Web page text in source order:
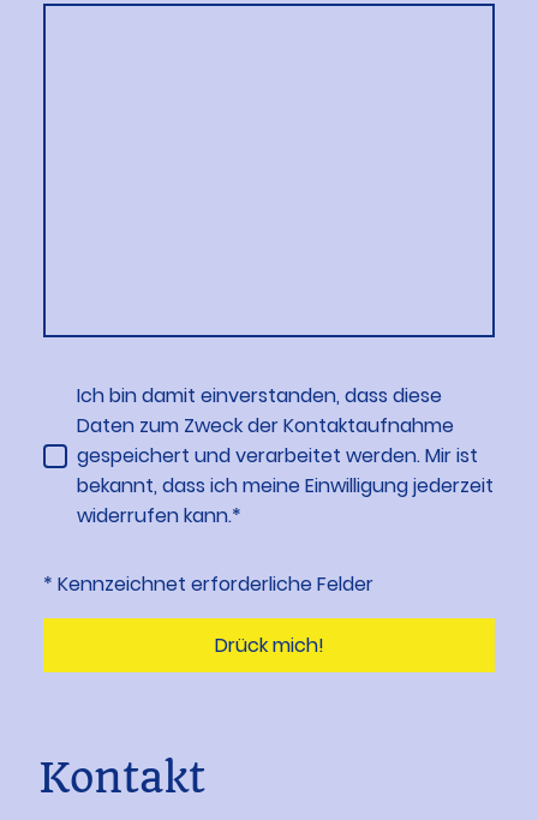
Ich bin damit einverstanden, dass diese
Daten zum Zweck der Kontaktaufnahme
gespeichert und verarbeitet werden. Mir ist
bekannt, dass ich meine Einwilligung jederzeit
widerrufen kann.*
* Kennzeichnet erforderliche Felder
Drück mich!
Kontakt